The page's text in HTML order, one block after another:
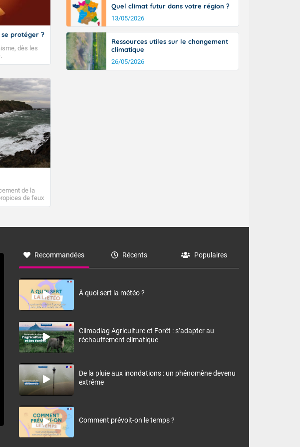
protéger ?
dès les
de la
de feux
? Quelles sont
à la
d’où
Quel climat futur dans votre région ?
13/05/2026
Ressources utiles sur le changement
climatique
26/05/2026
Recommandées Récents Populaires
À quoi sert la météo ?
Climadiag Agriculture et Forêt : s’adapter au
réchauffement climatique
De la pluie aux inondations : un phénomène devenu
extrême
Comment prévoit-on le temps ?